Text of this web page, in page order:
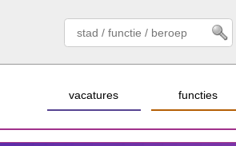
functies
vacatures